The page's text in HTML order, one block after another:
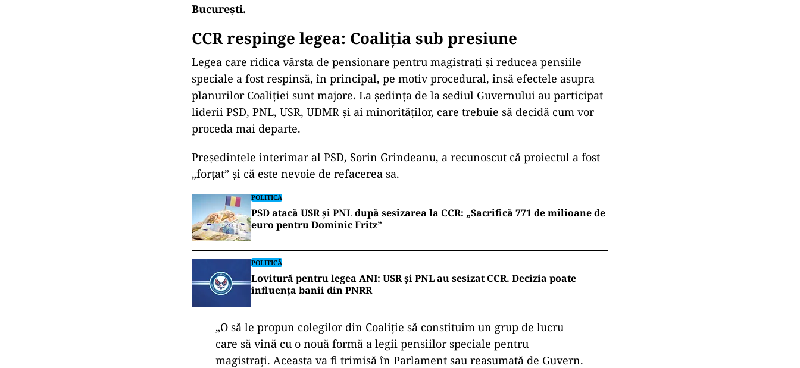
București.
CCR respinge legea: Coaliția sub presiune
Legea care ridica vârsta de pensionare pentru magistrați și reducea pensiile
speciale a fost respinsă, în principal, pe motiv procedural, însă efectele asupra
planurilor Coaliției sunt majore. La ședința de la sediul Guvernului au participat
liderii PSD, PNL, USR, UDMR și ai minorităților, care trebuie să decidă cum vor
proceda mai departe.
Președintele interimar al PSD, Sorin Grindeanu, a recunoscut că proiectul a fost
„forțat” și că este nevoie de refacerea sa.
POLITICĂ
PSD atacă USR și PNL după sesizarea la CCR: „Sacrifică 771 de milioane de
euro pentru Dominic Fritz”
POLITICĂ
Lovitură pentru legea ANI: USR și PNL au sesizat CCR. Decizia poate
influența banii din PNRR
„O să le propun colegilor din Coaliție să constituim un grup de lucru
care să vină cu o nouă formă a legii pensiilor speciale pentru
magistrați. Aceasta va fi trimisă în Parlament sau reasumată de Guvern.